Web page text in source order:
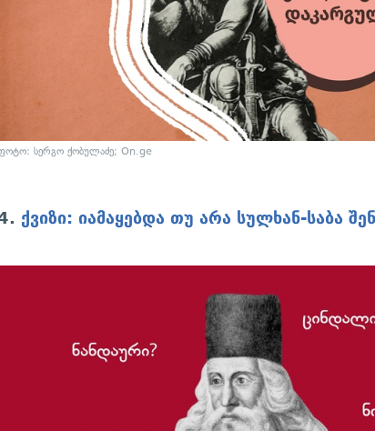
სერგო ქობულაძე; On.ge
ქვიზი: იამაყებდა თუ არა სულხან-საბა